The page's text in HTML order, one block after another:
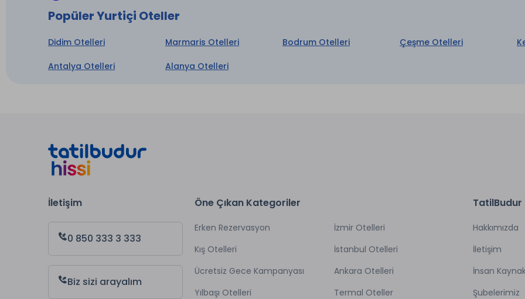
Popüler Yurtiçi Oteller
Didim Otelleri Marmaris Otelleri Bodrum Otelleri Çeşme Otelleri
Antalya Otelleri Alanya Otelleri
İletişim
0 850 333 3 333
Biz sizi arayalım
Öne Çıkan Kategoriler
Erken Rezervasyon
Kış Otelleri
Ücretsiz Gece Kampanyası
Yılbaşı Otelleri
İzmir Otelleri
İstanbul Otelleri
Ankara Otelleri
Termal Oteller
TatilBudur
Hakkımızda
İletişim
İnsan
Şubelerimiz